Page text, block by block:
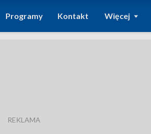
Programy Kontakt Więcej